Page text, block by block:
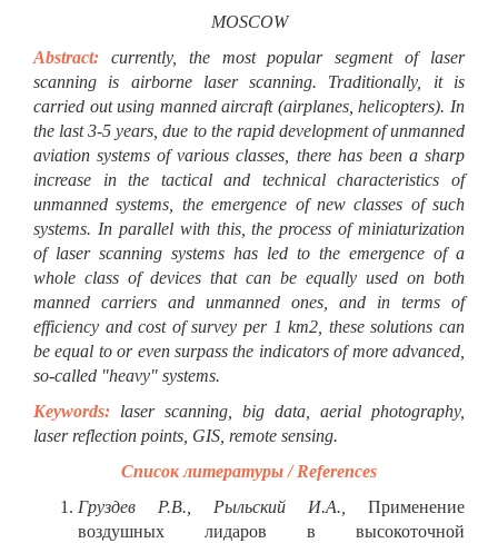
MOSCOW
Abstract: currently, the most popular segment of laser
scanning is airborne laser scanning. Traditionally, it is
carried out using manned aircraft (airplanes, helicopters). In
the last 3-5 years, due to the rapid development of unmanned
aviation systems of various classes, there has been a sharp
increase in the tactical and technical characteristics of
unmanned systems, the emergence of new classes of such
systems. In parallel with this, the process of miniaturization
of laser scanning systems has led to the emergence of a
whole class of devices that can be equally used on both
manned carriers and unmanned ones, and in terms of
efficiency and cost of survey per 1 km2, these solutions can
be equal to or even surpass the indicators of more advanced,
so-called "heavy" systems.
Keywords: laser scanning, big data, aerial photography,
laser reflection points, GIS, remote sensing.
Список литературы /References
Груздев Р.В., Рыльский И.А.,
Применение
воздушных лидаров в высокоточной